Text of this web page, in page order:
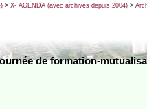
> X- AGENDA (avec archives depuis 2004)>
de formation-